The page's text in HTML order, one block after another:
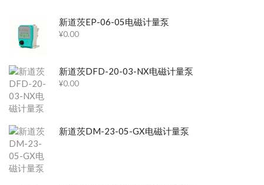
新道茨EP-06-05电磁计量泵
¥0.00
新道茨DFD-20-03-NX电磁计量泵
¥0.00
新道茨DM-23-05-GX电磁计量泵